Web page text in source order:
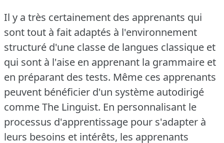
Il y a très certainement des apprenants qui
sont tout à fait adaptés à l'environnement
structuré d'une classe de langues classique et
qui sont à l'aise en apprenant la grammaire et
en préparant des tests. Même ces apprenants
peuvent bénéficier d'un système autodirigé
comme The Linguist. En personnalisant le
processus d'apprentissage pour s'adapter à
leurs besoins et intérêts, les apprenants